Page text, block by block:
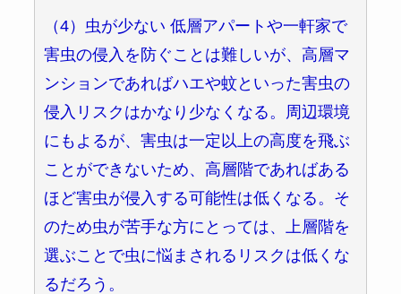
（4）虫が少ない 低層アパートや一軒家で
害虫の侵入を防ぐことは難しいが、高層マ
ンションであればハエや蚊といった害虫の
侵入リスクはかなり少なくなる。周辺環境
にもよるが、害虫は一定以上の高度を飛ぶ
ことができないため、高層階であればある
ほど害虫が侵入する可能性は低くなる。そ
のため虫が苦手な方にとっては、上層階を
選ぶことで虫に悩まされるリスクは低くな
るだろう。